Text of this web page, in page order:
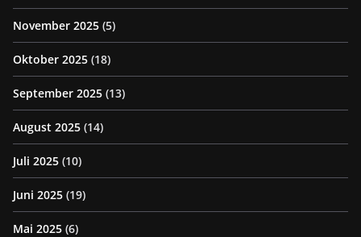
November 2025 (5)
Oktober 2025 (18)
September 2025 (13)
August 2025 (14)
Juli 2025 (10)
Juni 2025 (19)
Mai 2025 (6)